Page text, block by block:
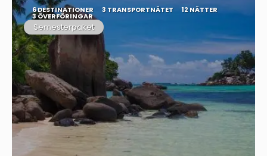
6 DESTINATIONER 3 TRANSPORTNÄTET 12 NÄTTER
3 ÖVERFÖRINGAR
Semesterpaket